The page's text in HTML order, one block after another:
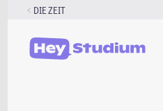
DIE ZEIT